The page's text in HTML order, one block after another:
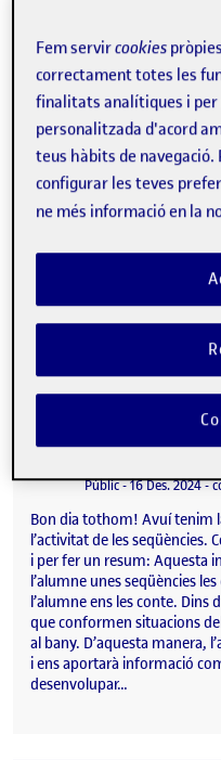
Publicat per
Publicat per
Arnau Mas Cascant
Visibilitat:
Públic -Data de
10 Gen. 2025-
Bon dia a tothom! Després
toca avaluar-les i extreure
anàlisi de les actuacions
tutora. De manera general,
quant a la part emocional,
Visibilitat:
Públic-Data de
16 Des. 2024-
Bon dia tothom! Avuí tenim
l’activitat de les seqüències.
i per fer un resum: Aquesta
l’alumne unes seqüències
l’alumne ens les conte. Dins
que conformen situacions
al bany. D’aquesta manera,
i ens aportarà informació
desenvolupar…
Fem servircookies
correctament totes les
finalitats analítiques i
personalitzada d'acord
teus hàbits de
configurar les teves
ne més informació en la